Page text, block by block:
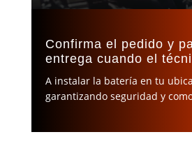
Confirma el pedido y
entrega cuando el
A instalar la batería en tu
garantizando seguridad y